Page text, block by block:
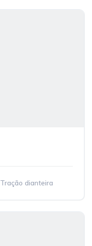
Tração dianteira